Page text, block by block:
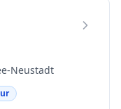
Neustadt